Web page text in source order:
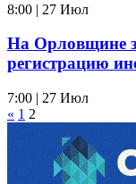
8:00 | 27 Июл
На Орловщине
регистрацию
7:00 | 27 Июл
« 1 2